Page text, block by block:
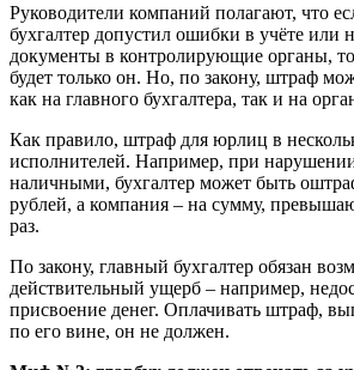
Руководители компаний полагают, что
бухгалтер допустил ошибки в учёте или
документы в контролирующие органы, то
будет только он. Но, по закону, штраф
как на главного бухгалтера, так и на
Как правило, штраф для юрлиц в
исполнителей. Например, при
наличными, бухгалтер может быть
рублей, а компания – на сумму,
раз.
По закону, главный бухгалтер обязан
действительный ущерб – например,
присвоение денег. Оплачивать штраф,
по его вине, он не должен.